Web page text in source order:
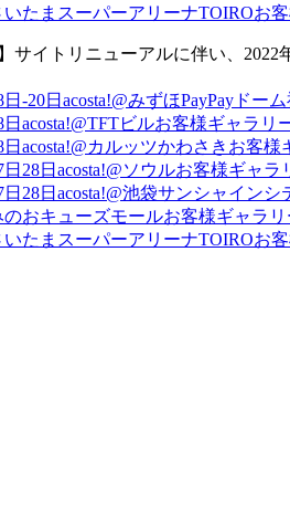
いたまスーパーアリーナTOIROお
サイトリニューアルに伴い、
日-20日acosta!@みずほPayPayドー
日acosta!@TFTビルお客様ギャラリ
日acosta!@カルッツかわさきお客様
日28日acosta!@ソウルお客様ギャラ
日28日acosta!@池袋サンシャイン
のおキューズモールお客様ギャラリ
いたまスーパーアリーナTOIROお